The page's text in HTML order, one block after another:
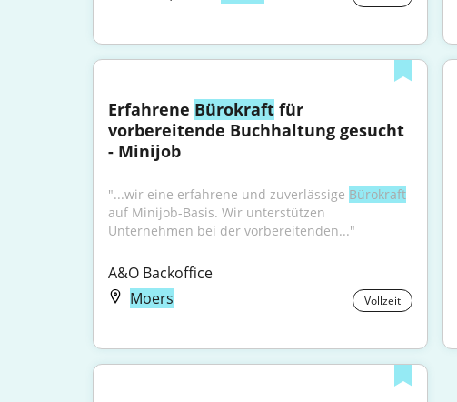
Erfahrene Bürokraft für
vorbereitende Buchhaltung gesucht
- Minijob
"...wir eine erfahrene und zuverlässige Bürokraft
auf Minijob-Basis. Wir unterstützen
Unternehmen bei der vorbereitenden..."
A&O Backoffice
Moers
Vollzeit